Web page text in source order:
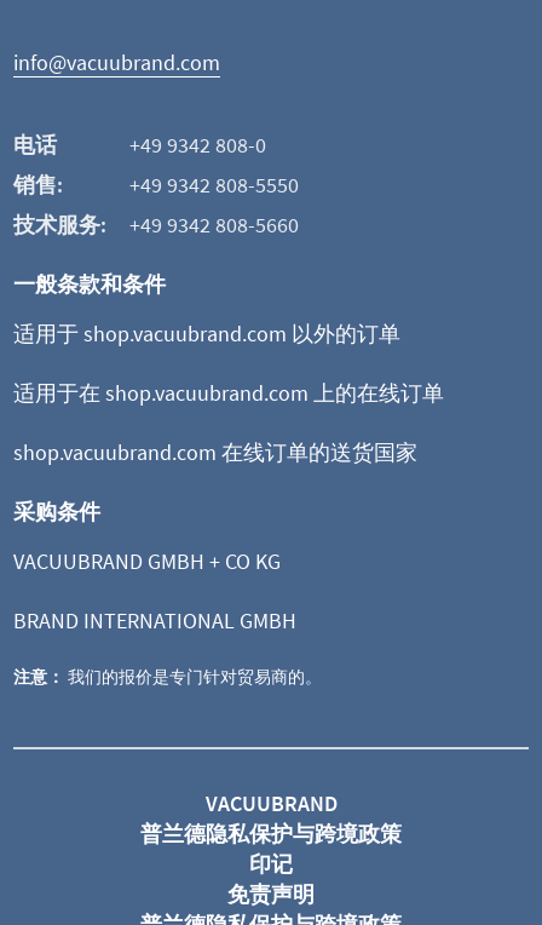
info@vacuubrand.com
电话
+49 9342 808-0
销售:
+49 9342 808-5550
技术服务:
+49 9342 808-5660
一般条款和条件
适用于 shop.vacuubrand.com 以外的订单
适用于在 shop.vacuubrand.com 上的在线订单
shop.vacuubrand.com 在线订单的送货国家
采购条件
VACUUBRAND GMBH + CO KG
BRAND INTERNATIONAL GMBH
注意： 我们的报价是专门针对贸易商的。
VACUUBRAND
普兰德隐私保护与跨境政策
印记
免责声明